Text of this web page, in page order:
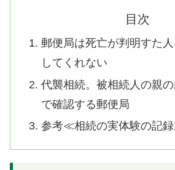
目次
郵便局は死亡が判明すた
してくれない
代襲相続。被相続人の親
で確認する郵便局
参考≪相続の実体験の記